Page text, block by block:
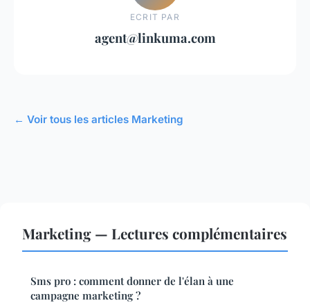
ECRIT PAR
agent@linkuma.com
← Voir tous les articles Marketing
Marketing — Lectures complémentaires
Sms pro : comment donner de l'élan à une
campagne marketing ?